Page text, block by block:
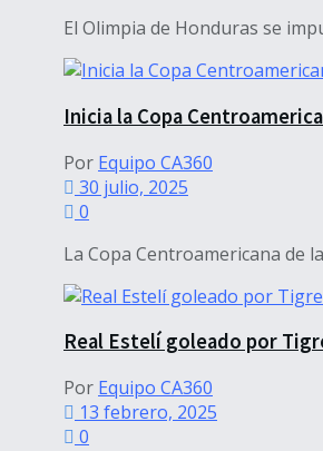
El Olimpia de Honduras se
Inicia la Copa
Por Equipo CA360
30 julio, 2025
0
La Copa Centroamericana de
Real Estelí goleado por
Por Equipo CA360
13 febrero, 2025
0